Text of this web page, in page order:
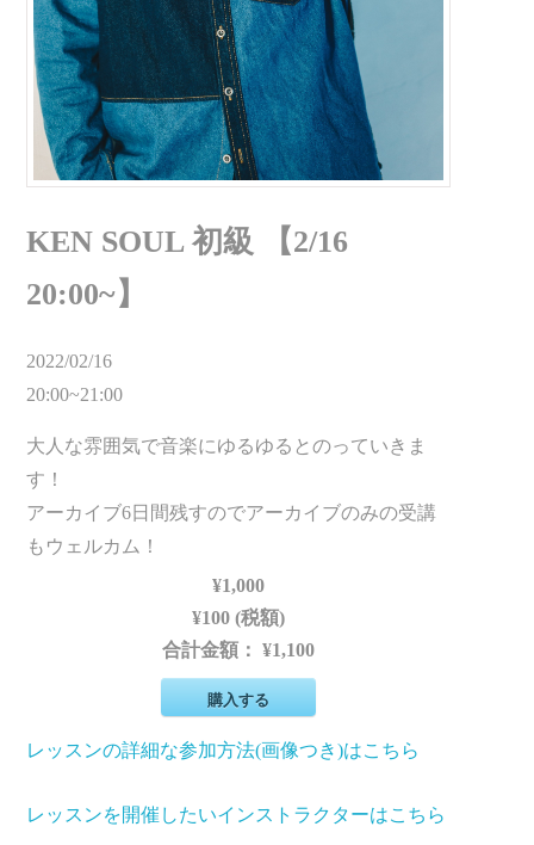
KEN SOUL 初級 【2/16
20:00~】
2022/02/16
20:00~21:00
大人な雰囲気で音楽にゆるゆるとのっていきま
す！
アーカイブ6日間残すのでアーカイブのみの受講
もウェルカム！
¥1,000
¥100 (税額)
合計金額：¥1,100
購入する
レッスンの詳細な参加方法(画像つき)はこちら
レッスンを開催したいインストラクターはこちら